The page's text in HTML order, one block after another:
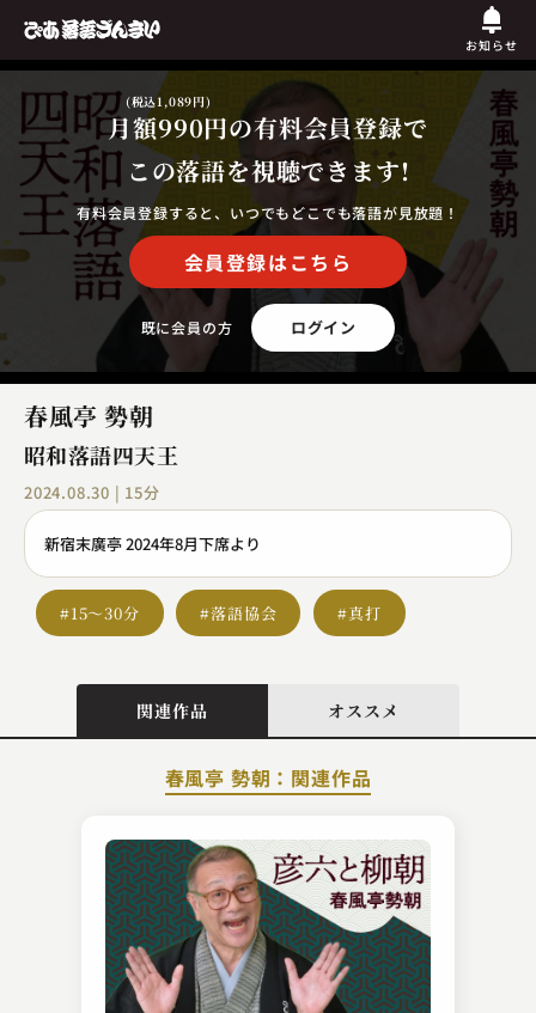
お知らせ
月額990円
(税込1,089円)
の有料会員登録で
この落語を視聴できます!
有料会員登録すると、いつでもどこでも落語が見放題！
会員登録はこちら
既に会員の方 ログイン
春風亭 勢朝
昭和落語四天王
2024.08.30 | 15分
新宿末廣亭 2024年8月下席より
#15～30分 #落語協会 #真打
関連作品 オススメ
春風亭 勢朝：関連作品
桂 幸丸